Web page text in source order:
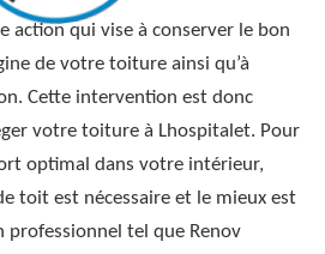
action qui vise à conserver le bon
de votre toiture ainsi qu’à
Cette intervention est donc
votre toiture à Lhospitalet. Pour
optimal dans votre intérieur,
toit est nécessaire et le mieux est
professionnel tel que Renov